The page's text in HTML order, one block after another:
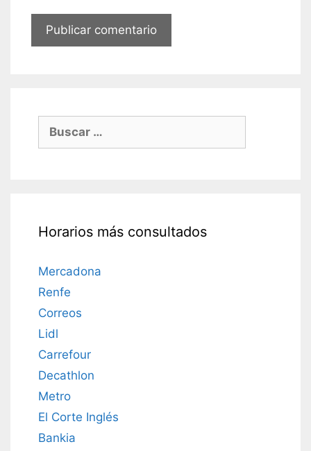
Buscar:
Horarios más consultados
Mercadona
Renfe
Correos
Lidl
Carrefour
Decathlon
Metro
El Corte Inglés
Bankia